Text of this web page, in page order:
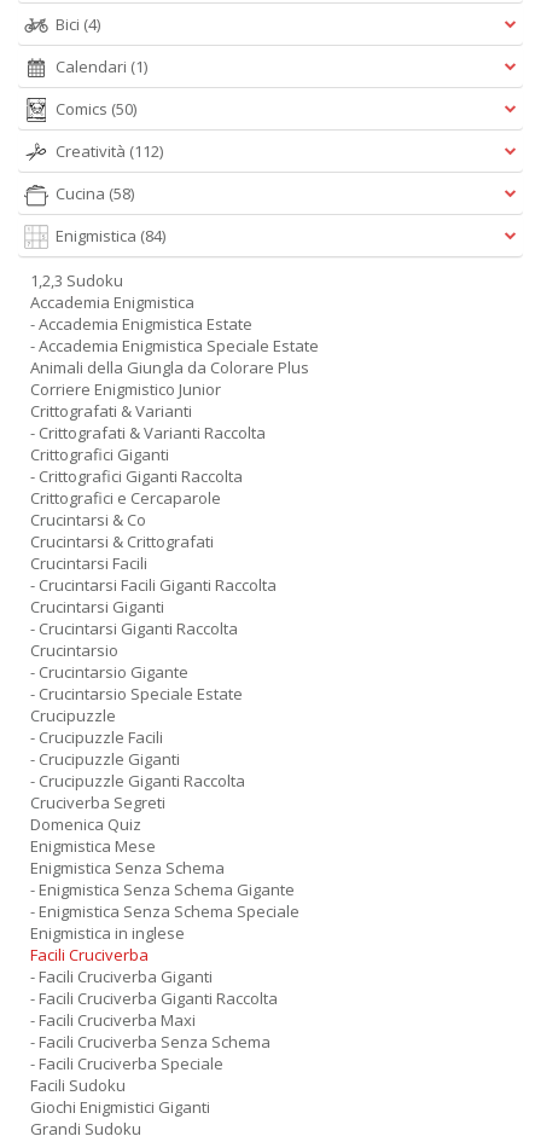
Bici (4)
Calendari (1)
Comics (50)
Creatività (112)
Cucina (58)
Enigmistica (84)
1,2,3 Sudoku
Accademia Enigmistica
- Accademia Enigmistica Estate
- Accademia Enigmistica Speciale Estate
Animali della Giungla da Colorare Plus
Corriere Enigmistico Junior
Crittografati & Varianti
- Crittografati & Varianti Raccolta
Crittografici Giganti
- Crittografici Giganti Raccolta
Crittografici e Cercaparole
Crucintarsi & Co
Crucintarsi & Crittografati
Crucintarsi Facili
- Crucintarsi Facili Giganti Raccolta
Crucintarsi Giganti
- Crucintarsi Giganti Raccolta
Crucintarsio
- Crucintarsio Gigante
- Crucintarsio Speciale Estate
Crucipuzzle
- Crucipuzzle Facili
- Crucipuzzle Giganti
- Crucipuzzle Giganti Raccolta
Cruciverba Segreti
Domenica Quiz
Enigmistica Mese
Enigmistica Senza Schema
- Enigmistica Senza Schema Gigante
- Enigmistica Senza Schema Speciale
Enigmistica in inglese
Facili Cruciverba
- Facili Cruciverba Giganti
- Facili Cruciverba Giganti Raccolta
- Facili Cruciverba Maxi
- Facili Cruciverba Senza Schema
- Facili Cruciverba Speciale
Facili Sudoku
Giochi Enigmistici Giganti
Grandi Sudoku